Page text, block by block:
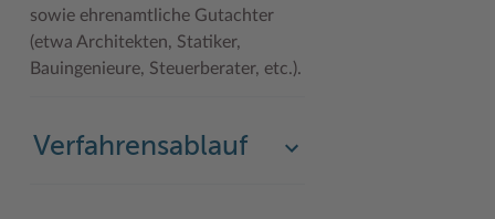
sowie ehrenamtliche Gutachter
(etwa Architekten, Statiker,
Bauingenieure, Steuerberater, etc.).
Verfahrensablauf